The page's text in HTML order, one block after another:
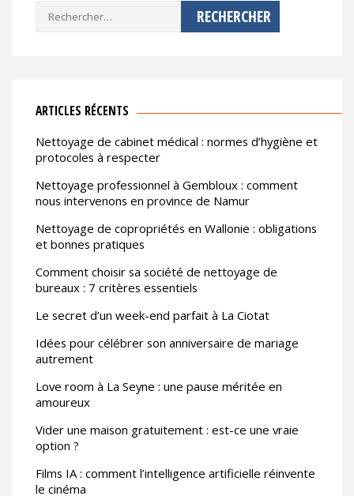
Rechercher :
ARTICLES RÉCENTS
Nettoyage de cabinet médical : normes d’hygiène et
protocoles à respecter
Nettoyage professionnel à Gembloux : comment
nous intervenons en province de Namur
Nettoyage de copropriétés en Wallonie : obligations
et bonnes pratiques
Comment choisir sa société de nettoyage de
bureaux : 7 critères essentiels
Le secret d’un week-end parfait à La Ciotat
Idées pour célébrer son anniversaire de mariage
autrement
Love room à La Seyne : une pause méritée en
amoureux
Vider une maison gratuitement : est-ce une vraie
option ?
Films IA : comment l’intelligence artificielle réinvente
le cinéma